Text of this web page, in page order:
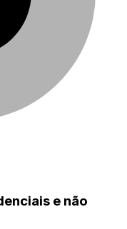
e não